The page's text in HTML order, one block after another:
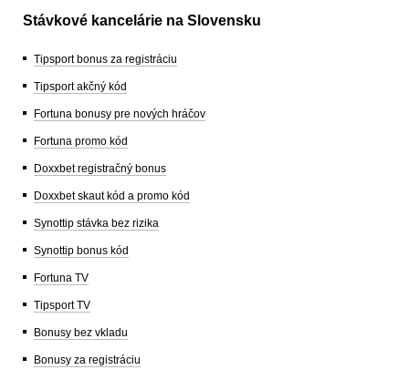
Stávkové kancelárie na Slovensku
Tipsport bonus za registráciu
Tipsport akčný kód
Fortuna bonusy pre nových hráčov
Fortuna promo kód
Doxxbet registračný bonus
Doxxbet skaut kód a promo kód
Synottip stávka bez rizika
Synottip bonus kód
Fortuna TV
Tipsport TV
Bonusy bez vkladu
Bonusy za registráciu